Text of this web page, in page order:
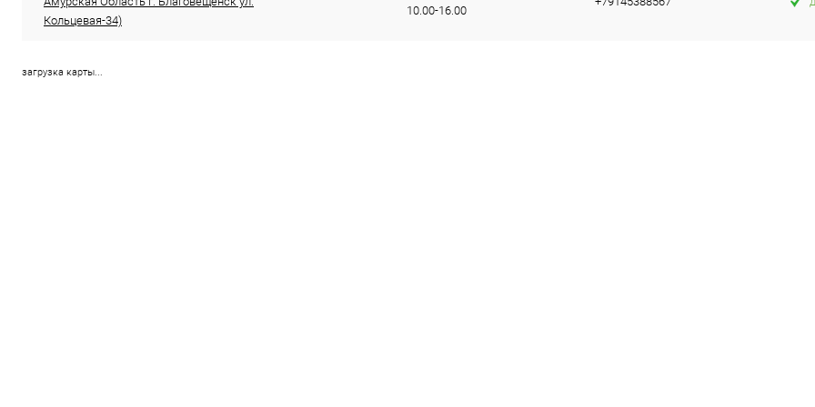
Кольцевая-34)
10.00-16.00
загрузка карты...